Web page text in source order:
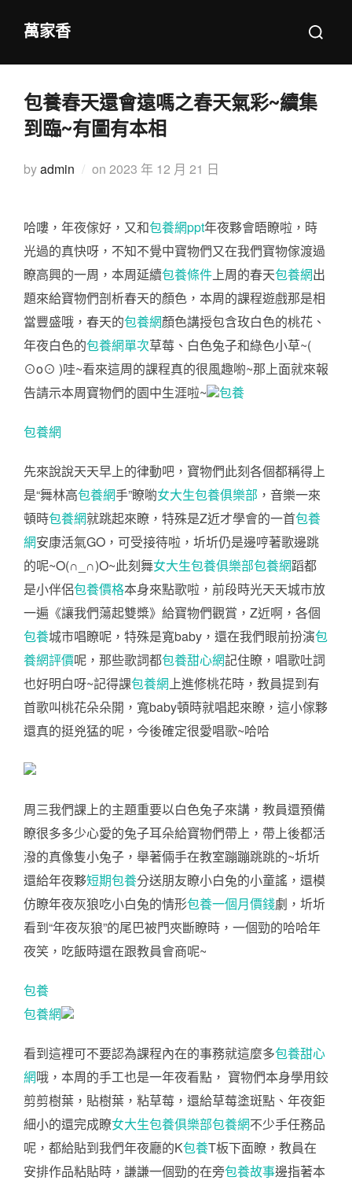
萬家香
Search
包養春天還會遠嗎之春天氣彩~續集
到臨~有圖有本相
byadmin on Posted
2023 年 12 月 21 日
哈嘍，年夜傢好，又和包養網ppt年夜夥會晤瞭啦，時
光過的真快呀，不知不覺中寶物們又在我們寶物傢渡過
瞭高興的一周，本周延續包養條件 上周的春天包養網出
題來給寶物們剖析春天的顏色，本周的課程遊戲那是相
當豐盛哦，春天的包養網顏色講授包含玫白色的桃花、
年夜白色的包養網單次草莓、白色兔子和綠色小草~(
⊙o⊙ )哇~看來這周的課程真的很風趣喲~那上面就來報
告請示本周寶物們的園中生涯啦~
包養
包養網
先來說說天天早上的律動吧，寶物們此刻各個都稱得上
是“舞林高包養網手”瞭喲女大生包養俱樂部 ，音樂一來
頓時包養網就跳起來瞭，特殊是Z近才學會的一首包養
網安康活氣GO，可受接待啦，圻圻仍是邊哼著歌邊跳
的呢~O(∩_∩)O~此刻舞女大生包養俱樂部包養網蹈都
是小伴侶包養價格本身來點歌啦，前段時光天天城市放
一遍《讓我們蕩起雙槳》給寶物們觀賞，Z近啊，各個
包養城市唱瞭呢，特殊是寬baby，還在我們眼前扮演包
養網評價呢，那些歌詞都包養甜心網記住瞭，唱歌吐詞
也好明白呀~記得課包養網 上進修桃花時，教員提到有
首歌叫桃花朵朵開，寬baby頓時就唱起來瞭，這小傢夥
還真的挺兇猛的呢，今後確定很愛唱歌~哈哈
周三我們課上的主題重要以白色兔子來講，教員還預備
瞭很多多少心愛的兔子耳朵給寶物們帶上，帶上後都活
潑的真像隻小兔子，舉著倆手在教室蹦蹦跳跳的~圻圻
還給年夜夥短期包養分送朋友瞭小白兔的小童謠，還模
仿瞭年夜灰狼吃小白兔的情形包養一個月價錢劇，圻圻
看到“年夜灰狼”的尾巴被門夾斷瞭時，一個勁的哈哈年
夜笑，吃飯時還在跟教員會商呢~
包養
包養網
看到這裡可不要認為課程內在的事務就這麼多包養甜心
網哦，本周的手工也是一年夜看點， 寶物們本身學用鉸
剪剪樹葉，貼樹葉，粘草莓，還給草莓塗斑點、年夜鉅
細小的還完成瞭女大生包養俱樂部包養網不少手任務品
呢，都給貼到我們年夜廳的K包養T板下面瞭，教員在
安排作品粘貼時，謙謙一個勁的在旁包養故事邊指著本